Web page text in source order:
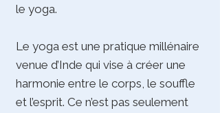
le yoga.
Le yoga est une pratique millénaire
venue d’Inde qui vise à créer une
harmonie entre le corps, le souffle
et l’esprit. Ce n’est pas seulement